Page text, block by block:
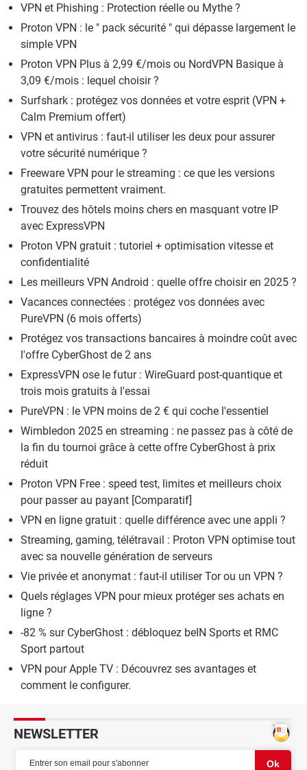
VPN et Phishing : Protection réelle ou Mythe ?
Proton VPN : le " pack sécurité " qui dépasse largement le
simple VPN
Proton VPN Plus à 2,99 €/mois ou NordVPN Basique à
3,09 €/mois : lequel choisir ?
Surfshark : protégez vos données et votre esprit (VPN +
Calm Premium offert)
VPN et antivirus : faut-il utiliser les deux pour assurer
votre sécurité numérique ?
Freeware VPN pour le streaming : ce que les versions
gratuites permettent vraiment.
Trouvez des hôtels moins chers en masquant votre IP
avec ExpressVPN
Proton VPN gratuit : tutoriel + optimisation vitesse et
confidentialité
Les meilleurs VPN Android : quelle offre choisir en 2025 ?
Vacances connectées : protégez vos données avec
PureVPN (6 mois offerts)
Protégez vos transactions bancaires à moindre coût avec
l'offre CyberGhost de 2 ans
ExpressVPN ose le futur : WireGuard post-quantique et
trois mois gratuits à l'essai
PureVPN : le VPN moins de 2 € qui coche l'essentiel
Wimbledon 2025 en streaming : ne passez pas à côté de
la fin du tournoi grâce à cette offre CyberGhost à prix
réduit
Proton VPN Free : speed test, limites et meilleurs choix
pour passer au payant [Comparatif]
VPN en ligne gratuit : quelle différence avec une appli ?
Streaming, gaming, télétravail : Proton VPN optimise tout
avec sa nouvelle génération de serveurs
Vie privée et anonymat : faut-il utiliser Tor ou un VPN ?
Quels réglages VPN pour mieux protéger ses achats en
ligne ?
-82 % sur CyberGhost : débloquez beIN Sports et RMC
Sport partout
VPN pour Apple TV : Découvrez ses avantages et
comment le configurer.
NEWSLETTER